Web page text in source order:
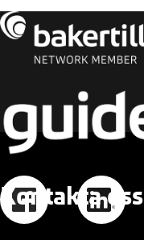
Kontakta oss